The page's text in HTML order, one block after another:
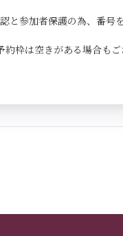
と参加者保護の為、番号
枠は空きがある場合もご